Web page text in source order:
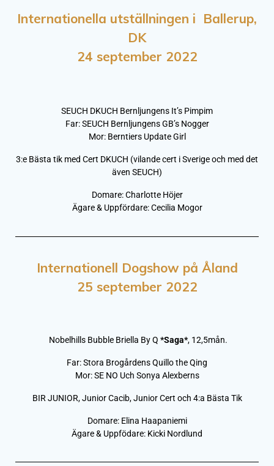
Internationella utställningen i Ballerup,
DK
24 september 2022
SEUCH DKUCH Bernljungens It’s Pimpim
Far: SEUCH Bernljungens GB’s Nogger
Mor: Berntiers Update Girl
3:e Bästa tik med Cert DKUCH (vilande cert i Sverige och med det
även SEUCH)
Domare: Charlotte Höjer
Ägare & Uppfördare: Cecilia Mogor
Internationell Dogshow på Åland
25 september 2022
Nobelhills Bubble Briella By Q *Saga*, 12,5mån.
Far: Stora Brogårdens Quillo the Qing
Mor: SE NO Uch Sonya Alexberns
BIR JUNIOR, Junior Cacib, Junior Cert och 4:a Bästa Tik
Domare: Elina Haapaniemi
Ägare & Uppfödare: Kicki Nordlund